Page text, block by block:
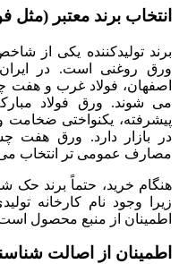
انتخاب برند معتبر
برند تولیدکننده یکی از
ورق روغنی است. در ایران،
اصفهان، فولاد غرب و هفت
می شوند. ورق فولاد
پیشرفته، یکنواختی ضخامت
در بازار دارد. ورق هفت
مصارف عمومی تر انتخاب
هنگام خرید، حتماً برند حک
زیرا وجود نام کارخانه
اطمینان از منبع محصول
اطمینان از اصالت